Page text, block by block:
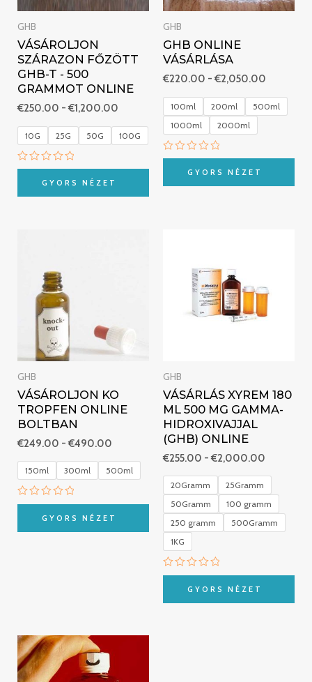
GHB
VÁSÁROLJON
SZÁRAZON FŐZÖTT
GHB-T - 500
GRAMMOT ONLINE
€250.00 - €1,200.00
10G 25G 50G 100G
Értékelés:
5
GYORS NÉZET
GHB
GHB ONLINE
VÁSÁRLÁSA
€220.00 - €2,050.00
100ml 200ml
500ml
1000ml
2000ml
Értékelés:
5
GYORS NÉZET
GHB
VÁSÁROLJON KO
TROPFEN ONLINE
BOLTBAN
€249.00 - €490.00
150ml 300ml 500ml
Értékelés:
5
GYORS NÉZET
GHB
VÁSÁRLÁS XYREM 180
ML 500 MG GAMMA-
HIDROXIVAJJAL
(GHB) ONLINE
€255.00 - €2,000.00
20Gramm
25Gramm
50Gramm
100 gramm
250 gramm
500Gramm
1KG
Értékelés:
5
GYORS NÉZET